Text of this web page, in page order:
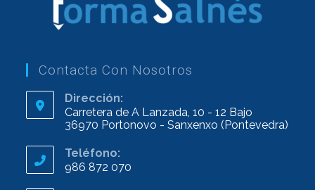
Contacta Con Nosotros
Dirección:
Carretera de A Lanzada, 10 - 12 Bajo
36970 Portonovo - Sanxenxo (Pontevedra)
Teléfono:
986 872 070